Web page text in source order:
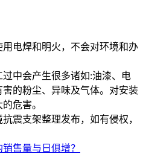
电焊和明火，不会对环境和办
中会产生很多诸如:油漆、电
的粉尘、异味及气体。对安装
危害。
震支架整理发布，如有侵权，
售量与日俱增？